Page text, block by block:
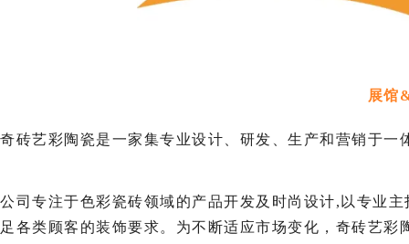
展馆
奇砖艺彩陶瓷是一家集专业设计、研发、生产和营销于
公司专注于色彩瓷砖领域的产品开发及时尚设计,以专业
足各类顾客的装饰要求。为不断适应市场变化，奇砖艺